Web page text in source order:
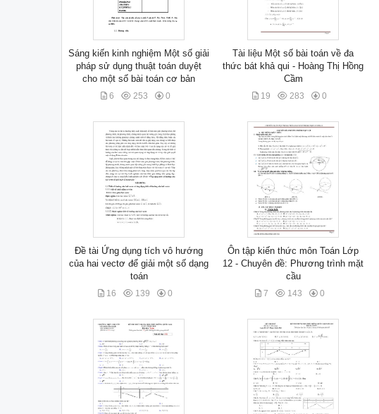
Sáng kiến kinh nghiệm Một số giải
pháp sử dụng thuật toán duyệt
cho một số bài toán cơ bản
6 253 0
Tài liệu Một số bài toán về đa
thức bát khả qui - Hoàng Thị Hồng
Cầm
19 283 0
Đề tài Ứng dụng tích vô hướng
của hai vectơ để giải một số dạng
toán
16 139 0
Ôn tập kiến thức môn Toán Lớp
12 - Chuyên đề: Phương trình mặt
cầu
7 143 0